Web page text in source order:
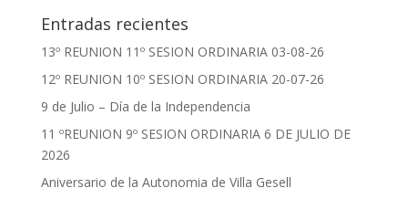
Entradas recientes
13º REUNION 11º SESION ORDINARIA 03-08-26
12º REUNION 10º SESION ORDINARIA 20-07-26
9 de Julio – Día de la Independencia
11 ºREUNION 9º SESION ORDINARIA 6 DE JULIO DE
2026
Aniversario de la Autonomia de Villa Gesell